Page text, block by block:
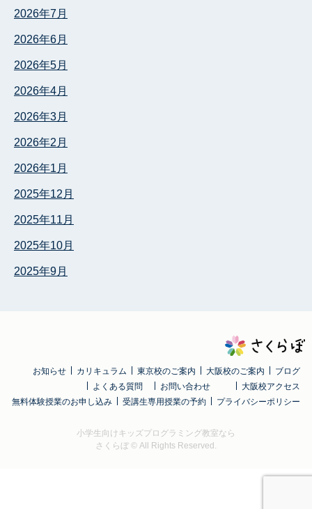
2026年7月
2026年6月
2026年5月
2026年4月
2026年3月
2026年2月
2026年1月
2025年12月
2025年11月
2025年10月
2025年9月
お知らせ カリキュラム 東京校のご案内 大阪校のご案内
ブログ
よくある質問
お問い合わせ
大阪校アクセス
無料体験授業のお申し込み
受講生専用授業の予約 プライバシーポリシー
小学生向けキッズプログラミング教室なら
さくらぼ© All Rights Reserved.